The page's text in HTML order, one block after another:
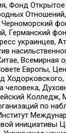
Фонд
Отношений,
Германский
украинцев,
Всемирная
Европы,
Колледж,
по